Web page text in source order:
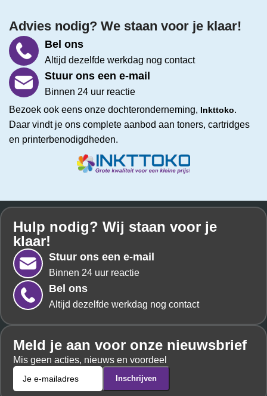
Advies nodig? We staan voor je klaar!
Bel ons
Altijd dezelfde werkdag nog contact
Stuur ons een e-mail
Binnen 24 uur reactie
Bezoek ook eens onze dochteronderneming, Inkttoko.
Daar vindt je ons complete aanbod aan toners, cartridges
en printerbenodigdheden.
Hulp nodig? Wij staan voor je
klaar!
Stuur ons een e-mail
Binnen 24 uur reactie
Bel ons
Altijd dezelfde werkdag nog contact
Meld je aan voor onze nieuwsbrief
Mis geen acties, nieuws en voordeel